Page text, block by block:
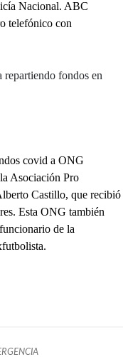
Nacional. ABC
telefónico con
repartiendo fondos en
covid a ONG
Asociación Pro
Castillo, que recibió
Esta ONG también
de la